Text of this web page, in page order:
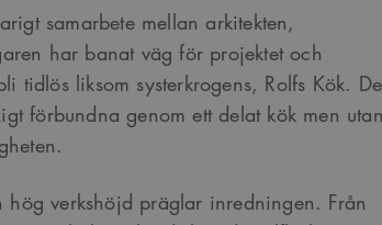
samarbete mellan arkitekten,
har banat väg för projektet och
tidlös liksom systerkrogens, Rolfs Kök. De
förbundna genom ett delat kök men utan
hög verkshöjd präglar inredningen. Från